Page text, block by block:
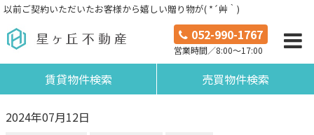
以前ご契約いただいたお客様から嬉しい贈り物が( *´艸｀)
052-990-1767
営業時間／8:00～17:00
賃貸物件検索 売買物件検索
2024年07月12日